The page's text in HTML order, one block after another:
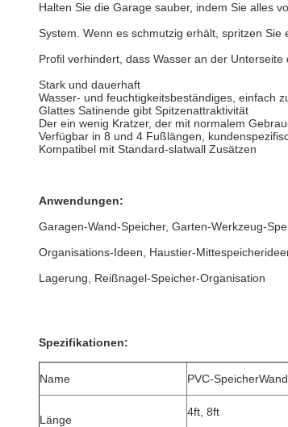
Halten Sie die Garage sauber, indem Sie alles
System. Wenn es schmutzig erhält, spritzen
Profil verhindert, dass Wasser an der Unterseite
Stark und dauerhaft
Wasser- und feuchtigkeitsbeständiges, einfach
Glattes Satinende gibt Spitzenattraktivität
Der ein wenig Kratzer, der mit normalem
Verfügbar in 8 und 4 Fußlängen,
Kompatibel mit Standard-slatwall Zusätzen
Anwendungen:
Garagen-Wand-Speicher, Garten-Werkzeug-
Organisations-Ideen, Haustier-
Lagerung, Reißnagel-Speicher-Organisation
Spezifikationen:
Name PVC-SpeicherWand
Länge
4ft, 8ft